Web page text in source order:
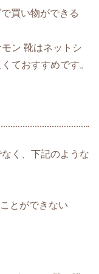
買い物ができる
ン 靴はネットシ
ておすすめです。
く、下記のような
とができない